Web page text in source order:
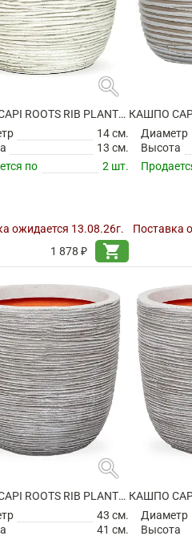
search
КАШПО CAPI ROOTS RIB PLANTER BALL IVORY
14 см.
13 см.
по
2 шт.
ожидается 13.08.26г.
1 878 ₽
shopping_cart
Диаметр
Высота
Поставка
search
КАШПО CAPI ROOTS RIB PLANTER BALL IVORY
43 см.
41 см.
Диаметр
Высота